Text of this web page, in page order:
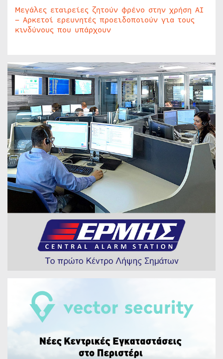
Μεγάλες εταιρείες ζητούν φρένο στην χρήση AI
– Αρκετοί ερευνητές προειδοποιούν για τους
κινδύνους που υπάρχουν